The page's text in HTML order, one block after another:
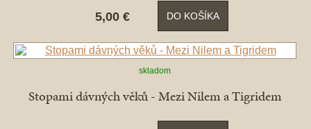
5,00 € DO KOŠÍKA
skladom
Stopami dávných věků - Mezi Nilem a Tigridem